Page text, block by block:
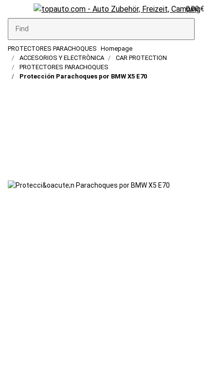
0,00 €
PROTECTORES PARACHOQUES Homepage
ACCESORIOS Y ELECTRÒNICA
CAR PROTECTION
PROTECTORES PARACHOQUES
Protección Parachoques por BMW X5 E70